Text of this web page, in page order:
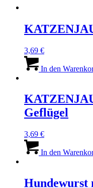
3,69 €
In den
Geflügel
3,69 €
In den
Hundewurst